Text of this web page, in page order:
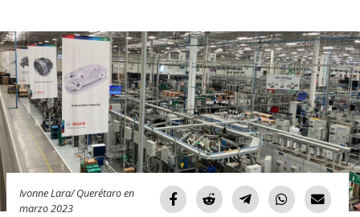
Ivonne Lara/ Querétaro en
marzo 2023